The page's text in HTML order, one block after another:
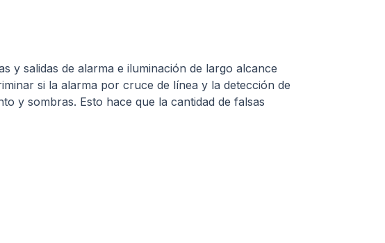
y salidas de alarma e iluminación de largo alcance
si la alarma por cruce de línea y la detección de
y sombras. Esto hace que la cantidad de falsas